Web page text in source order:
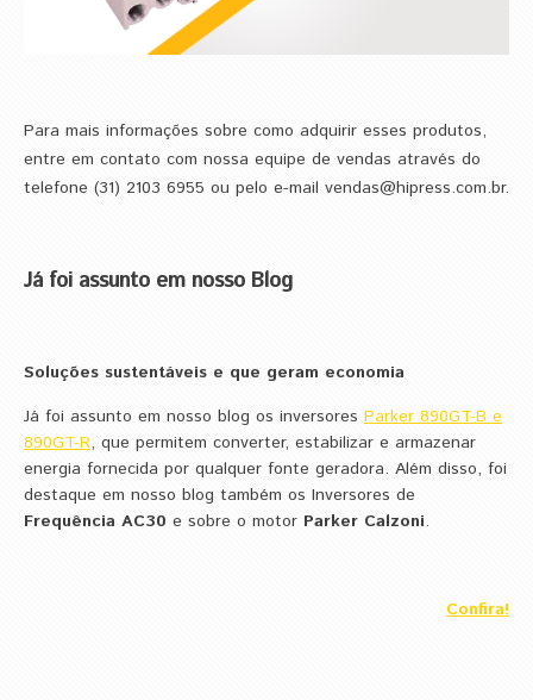
Para mais informações sobre como adquirir esses produtos,
entre em contato com nossa equipe de vendas através do
telefone (31) 2103 6955 ou pelo e-mail vendas@hipress.com.br.
Já foi assunto em nosso Blog
Soluções sustentáveis e que geram economia
Já foi assunto em nosso blog os inversores Parker 890GT-B e
890GT-R, que permitem converter, estabilizar e armazenar
energia fornecida por qualquer fonte geradora. Além disso, foi
destaque em nosso blog também os Inversores de
Frequência AC30 e sobre o motor Parker Calzoni.
Confira!